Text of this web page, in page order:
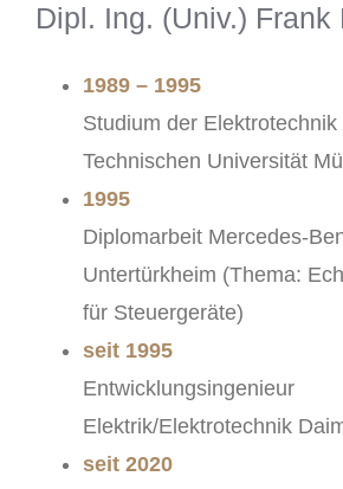
Dipl. Ing. (Univ.) Frank
1989 – 1995
Studium der Elektrotechnik
Technischen Universität
1995
Diplomarbeit Mercedes-
Untertürkheim (Thema:
für Steuergeräte)
seit 1995
Entwicklungsingenieur
Elektrik/Elektrotechnik
seit 2020